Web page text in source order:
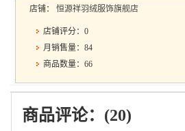
店铺： 恒源祥羽绒服饰旗舰店
店铺评分：0
月销售量：84
商品数量：66
商品评论：(20)